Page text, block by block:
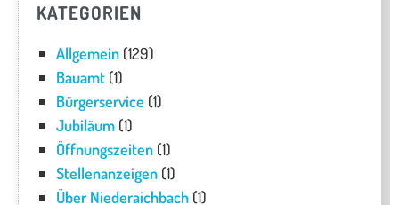
KATEGORIEN
Allgemein(129)
Bauamt(1)
Bürgerservice (1)
Jubiläum(1)
Öffnungszeiten(1)
Stellenanzeigen(1)
Über Niederaichbach(1)